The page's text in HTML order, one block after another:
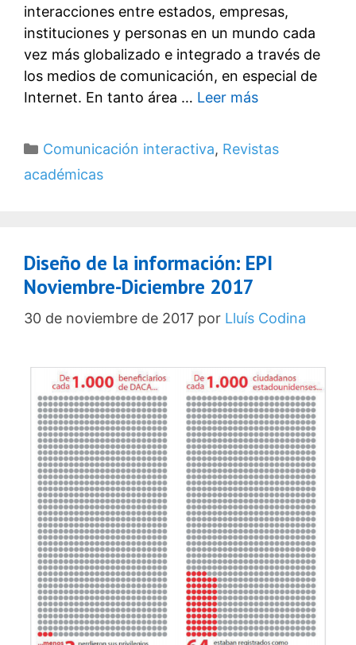
interacciones entre estados, empresas,
instituciones y personas en un mundo cada
vez más globalizado e integrado a través de
los medios de comunicación, en especial de
Internet. En tanto área … Leer más
Categorías
Comunicación interactiva, Revistas
académicas
Diseño de la información: EPI
Noviembre-Diciembre 2017
30 de noviembre de 2017 por Lluís Codina